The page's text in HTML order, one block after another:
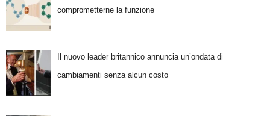
comprometterne la funzione
Il nuovo leader britannico annuncia un’ondata di
cambiamenti senza alcun costo